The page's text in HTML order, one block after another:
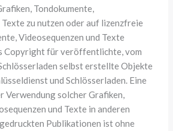
Tondokumente,
zu nutzen oder auf lizenzfreie
Videosequenzen und Texte
Copyright für veröffentlichte, vom
selbst erstellte Objekte
und Schlösserladen. Eine
solcher Grafiken,
und Texte in anderen
Publikationen ist ohne